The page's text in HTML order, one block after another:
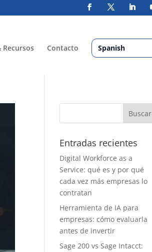
Contacto
Entradas recientes
Digital Workforce as a
Service: qué es y por qué
cada vez más empresas lo
contratan
Herramienta de IA para
empresas: cómo evaluarla
antes de invertir
Sage 200 vs Sage Intacct: